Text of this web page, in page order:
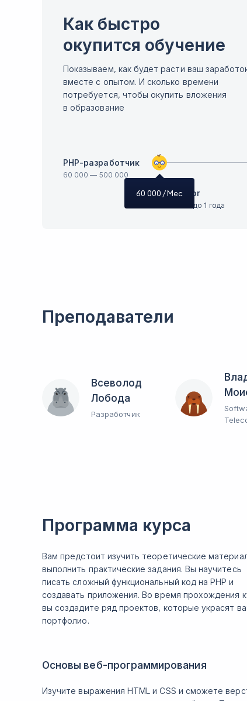
Как быстро
окупится обучение
Показываем, как будет расти ваш
вместе с опытом. И сколько времени
потребуется, чтобы окупить вложения
в образование
PHP-разработчик
60 000 — 500 000
Junior
Опыт до 1 года
Преподаватели
Всеволод
Лобода
Разработчик
Программа курса
Вам предстоит изучить теоретические
выполнить практические задания. Вы научитесь
писать сложный функциональный код на PHP и
создавать приложения. Во время прохождения
вы создадите ряд проектов, которые украсят
портфолио.
Основы веб-программирования
Изучите выражения HTML и CSS и сможете
60 000 / Мес